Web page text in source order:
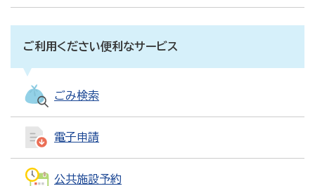
ご利用ください便利なサービス
ごみ検索
電子申請
公共施設予約